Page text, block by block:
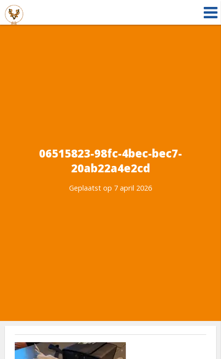
06515823-98fc-4bec-bec7-
20ab22a4e2cd
Geplaatst op 7 april 2026